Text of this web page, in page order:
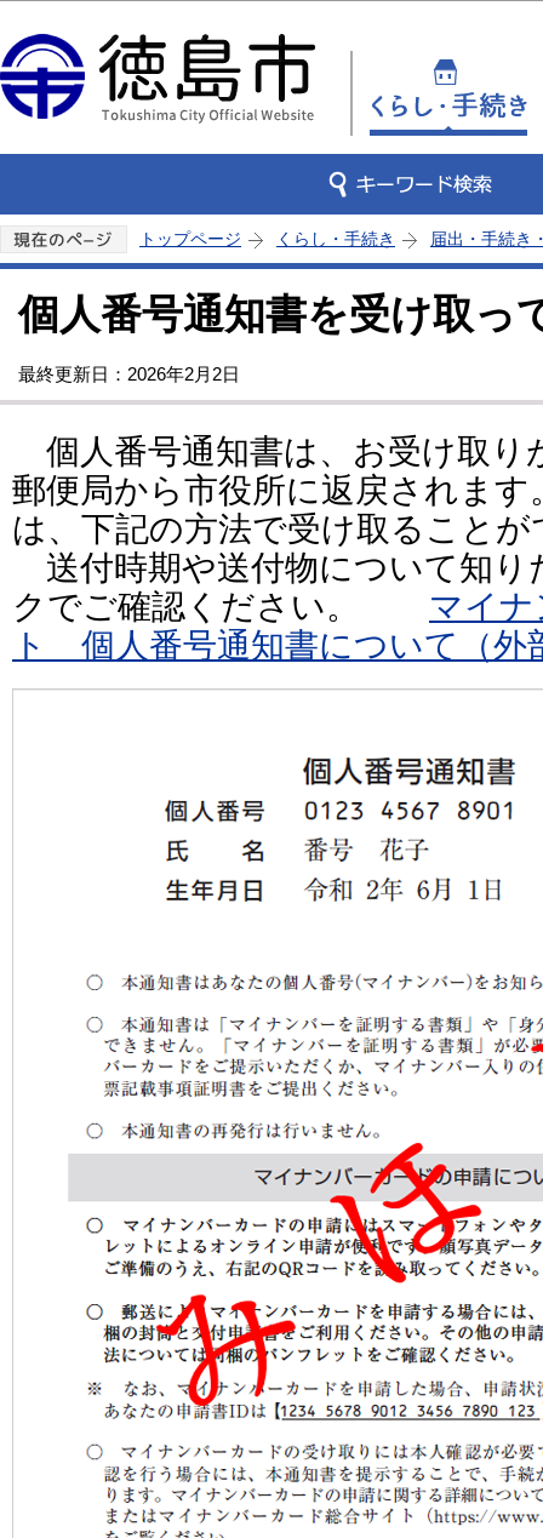
トップページ くらし・手続き 届出・手続き
個人番号通知書を受け取っ
最終更新日：2026年2月2日
個人番号通知書は、お受け取り
郵便局から市役所に返戻されま
は、下記の方法で受け取ること
送付時期や送付物について知り
クでご確認ください。 マイ
ト 個人番号通知書について（外